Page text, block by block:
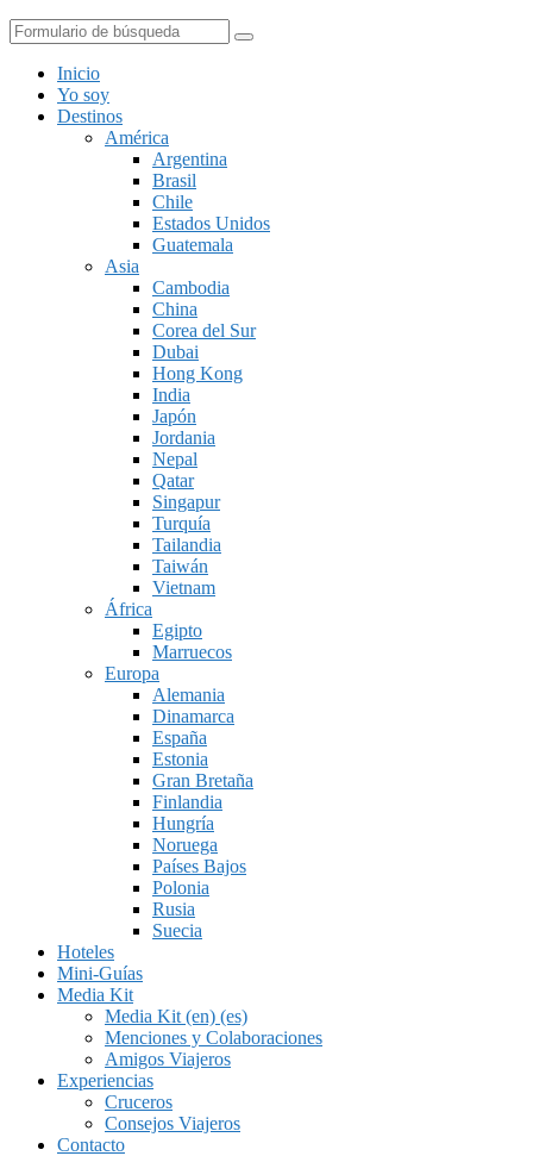
Buscar
Inicio
Yo soy
Destinos
América
Argentina
Brasil
Chile
Estados Unidos
Guatemala
Asia
Cambodia
China
Corea del Sur
Dubai
Hong Kong
India
Japón
Jordania
Nepal
Qatar
Singapur
Turquía
Tailandia
Taiwán
Vietnam
África
Egipto
Marruecos
Europa
Alemania
Dinamarca
España
Estonia
Gran Bretaña
Finlandia
Hungría
Noruega
Países Bajos
Polonia
Rusia
Suecia
Hoteles
Mini-Guías
Media Kit
Media Kit (en) (es)
Menciones y Colaboraciones
Amigos Viajeros
Experiencias
Cruceros
Consejos Viajeros
Contacto